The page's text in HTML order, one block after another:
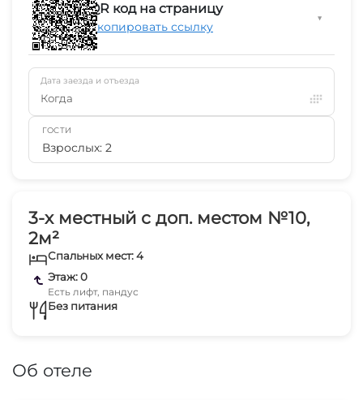
3-х местный с доп. местом №10,
2м²
Спальных мест: 4
Этаж: 0
Есть лифт, пандус
Без питания
Об отеле
QR код на страницу
Скопировать ссылку
▼
Дата заезда и отъезда
Когда
ГОСТИ
Взрослых: 2